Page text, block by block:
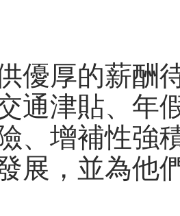
優厚的薪酬
通津貼、年
、增補性強
展，並為他